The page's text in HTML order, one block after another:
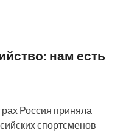
нам есть
Россия приняла
спортсменов